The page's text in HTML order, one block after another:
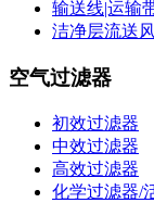
输送线|运输
洁净层流送
空气过滤器
初效过滤器
中效过滤器
高效过滤器
化学过滤器/